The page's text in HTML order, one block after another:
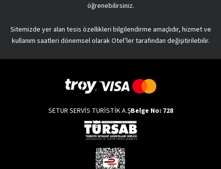
öğrenebilirsiniz.
Sitemizde yer alan tesis özellikleri bilgilendirme amaçlıdır, hizmet ve
kullanım saatleri dönemsel olarak Otel’ler tarafından değişitirilebilir.
SETUR SERVİS TURİSTİK A.ŞBelge No: 728